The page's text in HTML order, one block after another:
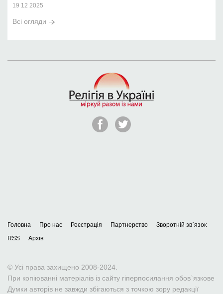
19 12 2025
Всі огляди
Головна Про нас Реєстрація Партнерство
Зворотній зв`язок
RSS
Архів
© Усі права захищено 2008-2024.
При копіюванні матеріалів із сайту гіперпосилання обов`язкове
Думки авторів не завжди збігаються з точкою зору редакції